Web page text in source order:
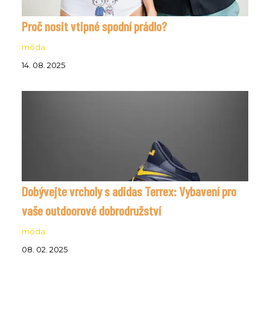
Proč nosit vtipné spodní prádlo?
móda
14. 08. 2025
Dobývejte vrcholy s adidas Terrex: Vybavení pro
vaše outdoorové dobrodružství
móda
08. 02. 2025